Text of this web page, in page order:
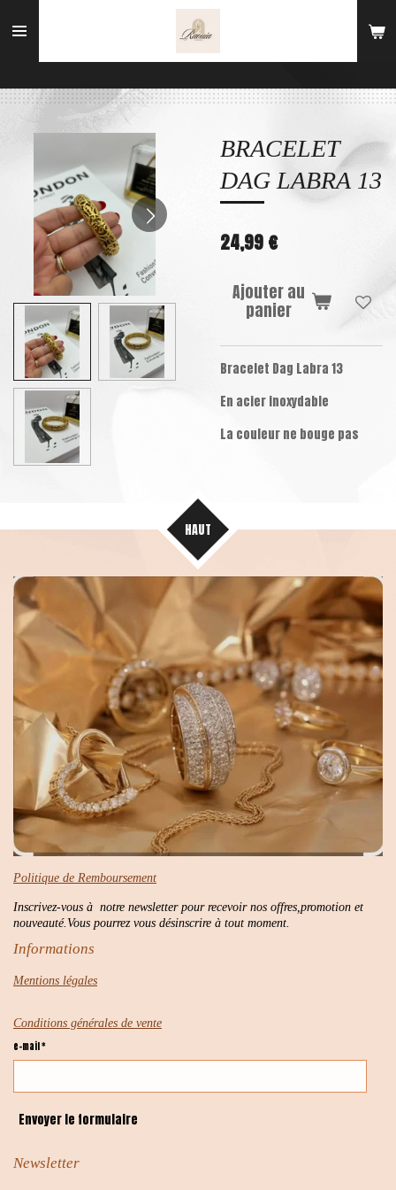
au
BRACELET
DAG LABRA 13
24,99 €
Ajouter au
panier
Bracelet Dag Labra 13
En acier inoxydable
La couleur ne bouge pas
HAUT
Politique de Remboursement
Inscrivez-vous à notre newsletter pour recevoir nos offres,promotion et
nouveauté.Vous pourrez vous désinscrire à tout moment.
Informations
Mentions légales
Conditions générales de vente
e-mail *
Envoyer le formulaire
Newsletter